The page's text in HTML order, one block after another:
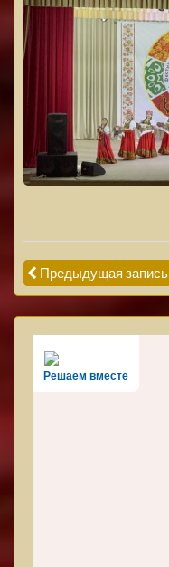
Предыдущая запись
Решаем вместе